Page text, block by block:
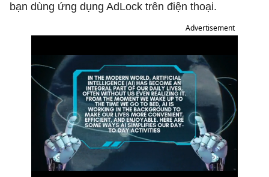
bạn dùng ứng dụng AdLock trên điện thoại.
Advertisement